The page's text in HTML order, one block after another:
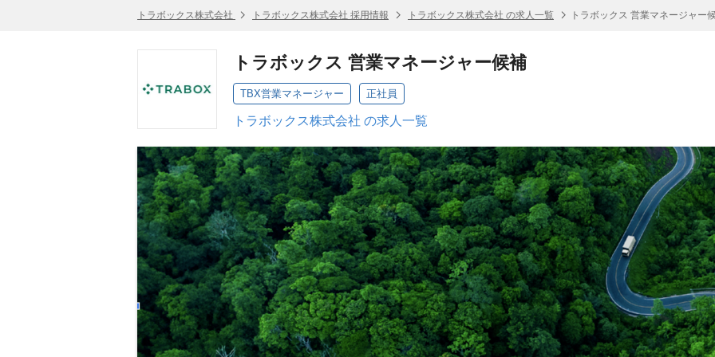
トラボックス株式会社 トラボックス株式会社 採用情報 トラボックス株式会社 の求人一覧 トラボックス 営業マネージャー
トラボックス 営業マネージャー候補
TBX営業マネージャー 正社員
トラボックス株式会社 の求人一覧